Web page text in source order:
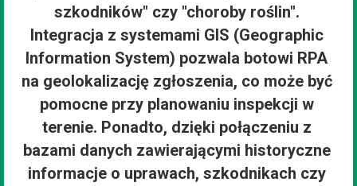
szkodników" czy "choroby roślin".
Integracja z systemami GIS (Geographic
Information System) pozwala botowi RPA
na geolokalizację zgłoszenia, co może być
pomocne przy planowaniu inspekcji w
terenie. Ponadto, dzięki połączeniu z
bazami danych zawierającymi historyczne
informacje o uprawach, szkodnikach czy